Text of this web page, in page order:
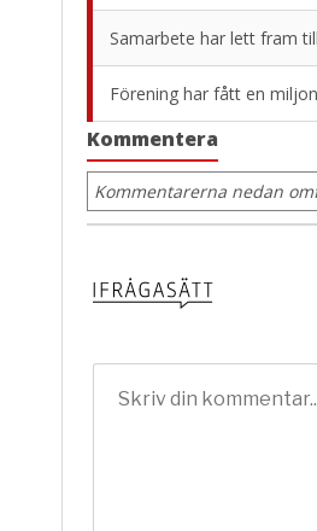
Samarbete har lett fram
Förening har fått en
Kommentera
Kommentarerna nedan